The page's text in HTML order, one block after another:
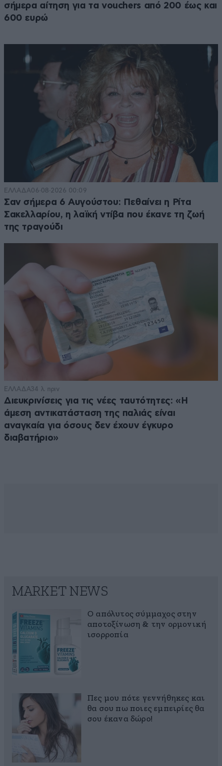
σήμερα αίτηση για τα vouchers από 200 έως και
600 ευρώ
ΕΛΛΑΔΑ06·08·2026 00:09
Σαν σήμερα 6 Αυγούστου: Πεθαίνει η Ρίτα
Σακελλαρίου, η λαϊκή ντίβα που έκανε τη ζωή
της τραγούδι
ΕΛΛΑΔΑ34 λ. πριν
Διευκρινίσεις για τις νέες ταυτότητες: «Η
άμεση αντικατάσταση της παλιάς είναι
αναγκαία για όσους δεν έχουν έγκυρο
διαβατήριο»
MARKET NEWS
Ο απόλυτος σύμμαχος στην
αποτοξίνωση & την ορμονική
ισορροπία
Πες μου πότε γεννήθηκες και
θα σου πω ποιες εμπειρίες θα
σου έκανα δώρο!